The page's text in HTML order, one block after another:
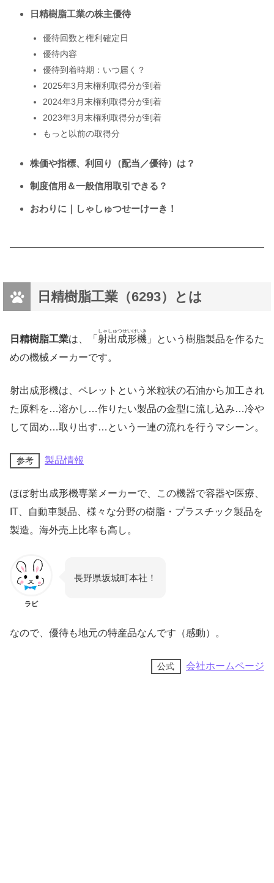
日精樹脂工業の株主優待
優待回数と権利確定日
優待内容
優待到着時期：いつ届く？
2025年3月末権利取得分が到着
2024年3月末権利取得分が到着
2023年3月末権利取得分が到着
もっと以前の取得分
株価や指標、利回り（配当／優待）は？
制度信用＆一般信用取引できる？
おわりに｜しゃしゅつせーけーき！
日精樹脂工業（6293）とは
日精樹脂工業は、「 射出成形機
しゃしゅつせいけいき
」という樹脂製品を作るた
めの機械メーカーです。
射出成形機は、ペレットという米粒状の石油から加工され
た原料を…溶かし…作りたい製品の金型に流し込み…冷や
して固め…取り出す…という一連の流れを行うマシーン。
参考 製品情報
ほぼ射出成形機専業メーカーで、この機器で容器や医療、
IT、自動車製品、様々な分野の樹脂・プラスチック製品を
製造。海外売上比率も高し。
ラビ
長野県坂城町本社！
なので、優待も地元の特産品なんです（感動）。
公式 会社ホームページ